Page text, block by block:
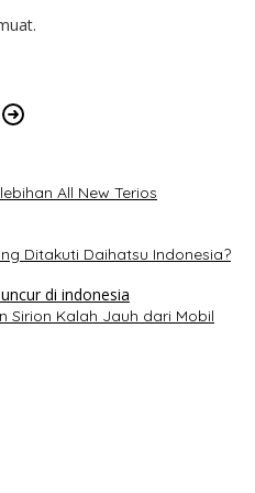
All New Terios
Ditakuti Daihatsu Indonesia?
Sirion Kalah Jauh dari Mobil